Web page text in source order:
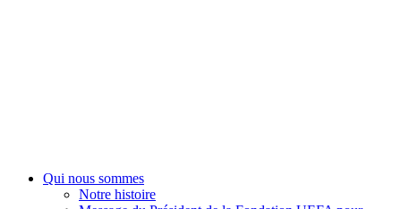
Fondation UEFA
Qui nous sommes
Notre histoire